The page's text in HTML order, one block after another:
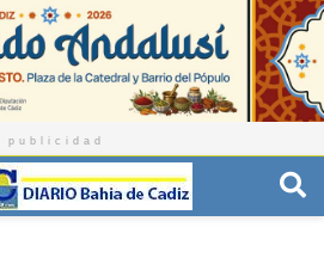
publicidad